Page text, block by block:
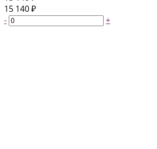
15 140 ₽
-
+